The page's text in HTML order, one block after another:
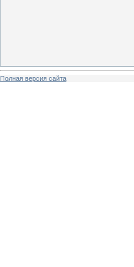
Полная версия сайта